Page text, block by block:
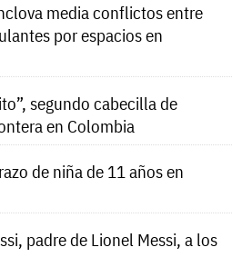
media conflictos entre
por espacios en
segundo cabecilla de
en Colombia
de niña de 11 años en
padre de Lionel Messi, a los